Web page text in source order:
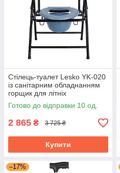
Стілець-туалет Lesko YK-020
із санітарним обладнанням
горщик для літніх
Готово до відправки 10 од.
2 865 ₴ 3 725 ₴
Купити
–17%